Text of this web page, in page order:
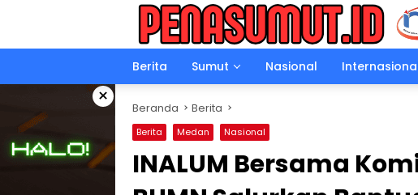
Berita Sumut Nasional
× Beranda Berita
Berita Medan Nasional
INALUM Bersama